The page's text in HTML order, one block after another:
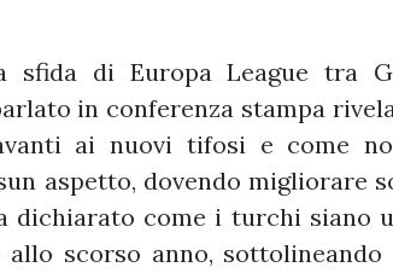
sfida di Europa League tra
in conferenza stampa
ai nuovi tifosi e come
aspetto, dovendo migliorare
dichiarato come i turchi siano
scorso anno, sottolineando